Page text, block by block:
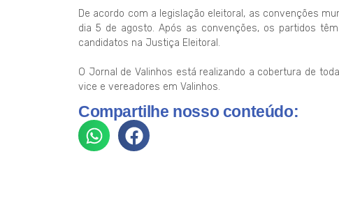
De acordo com a legislação eleitoral, as convenções
dia 5 de agosto. Após as convenções, os partidos
candidatos na Justiça Eleitoral.
O Jornal de Valinhos está realizando a cobertura de
vice e vereadores em Valinhos.
Compartilhe nosso conteúdo: